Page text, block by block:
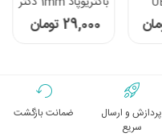
پنتر مدل DP105
رنگ سبز
29,000 تومان
پردازش و ارسال
سریع
ضمانت بازگشت